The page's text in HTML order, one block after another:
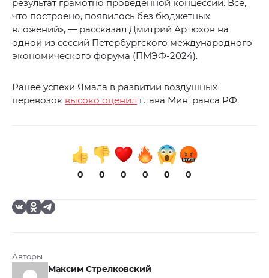
результат грамотно проведенной концессии. Все,
что построено, появилось без бюджетных
вложений», — рассказал Дмитрий Артюхов на
одной из сессий Петербургского международного
экономического форума (ПМЭФ-2024).
Ранее успехи Ямала в развитии воздушных
перевозок высоко оценил глава Минтранса РФ.
0 0 0 0 0 0
Авторы
Максим Стрелковский